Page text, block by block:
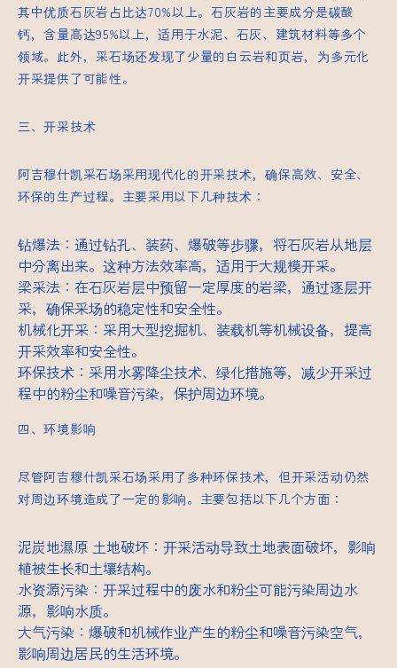
其中优质石灰岩占比达70%以上。石灰岩的主要成分是碳酸
钙，含量高达95%以上，适用于水泥、石灰、建筑材料等多个
领域。此外，采石场还发现了少量的白云岩和页岩，为多元化
开采提供了可能性。
三、开采技术
阿吉穆什凯采石场采用现代化的开采技术，确保高效、安全、
环保的生产过程。主要采用以下几种技术：
钻爆法：通过钻孔、装药、爆破等步骤，将石灰岩从地层
中分离出来。这种方法效率高，适用于大规模开采。
梁采法：在石灰岩层中预留一定厚度的岩梁，通过逐层开
采，确保采场的稳定性和安全性。
机械化开采：采用大型挖掘机、装载机等机械设备，提高
开采效率和安全性。
环保技术：采用水雾降尘技术、绿化措施等，减少开采过
程中的粉尘和噪音污染，保护周边环境。
四、环境影响
尽管阿吉穆什凯采石场采用了多种环保技术，但开采活动仍然
对周边环境造成了一定的影响。主要包括以下几个方面：
泥炭地濕原 土地破坏：开采活动导致土地表面破坏，影响
植被生长和土壤结构。
水资源污染：开采过程中的废水和粉尘可能污染周边水
源，影响水质。
大气污染：爆破和机械作业产生的粉尘和噪音污染空气，
影响周边居民的生活环境。